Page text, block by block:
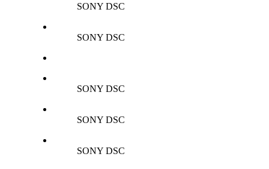
SONY DSC
SONY DSC
SONY DSC
SONY DSC
SONY DSC